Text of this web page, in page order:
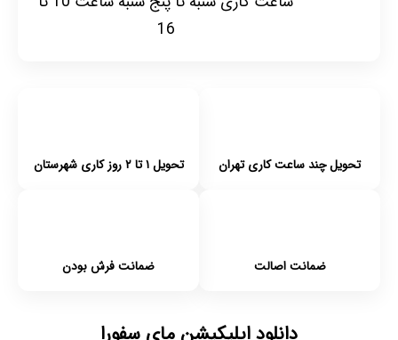
16
تحویل چند ساعت کاری تهران تحویل ۱ تا ۲ روز کاری شهرستان
ضمانت اصالت ضمانت فرش بودن